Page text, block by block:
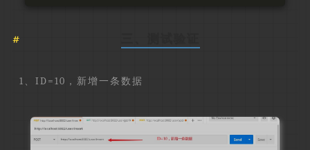
1、ID=10，新增一条数据